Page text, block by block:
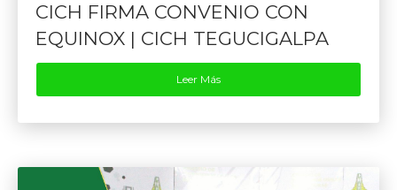
CICH FIRMA CONVENIO CON
EQUINOX | CICH TEGUCIGALPA
Leer Más